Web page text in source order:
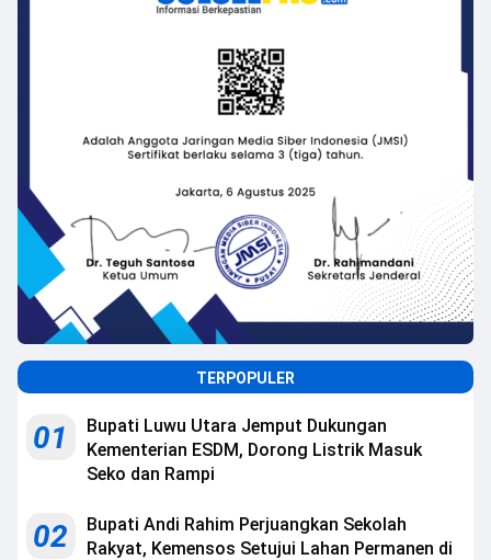
TERPOPULER
01
Bupati Luwu Utara Jemput Dukungan
Kementerian ESDM, Dorong Listrik Masuk
Seko dan Rampi
02
Bupati Andi Rahim Perjuangkan Sekolah
Rakyat, Kemensos Setujui Lahan Permanen di